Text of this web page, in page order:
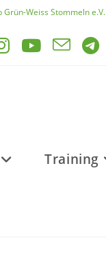
Grün-Weiss Stommeln e.V.
Training